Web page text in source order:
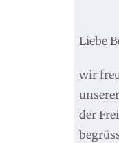
Liebe
wir
der